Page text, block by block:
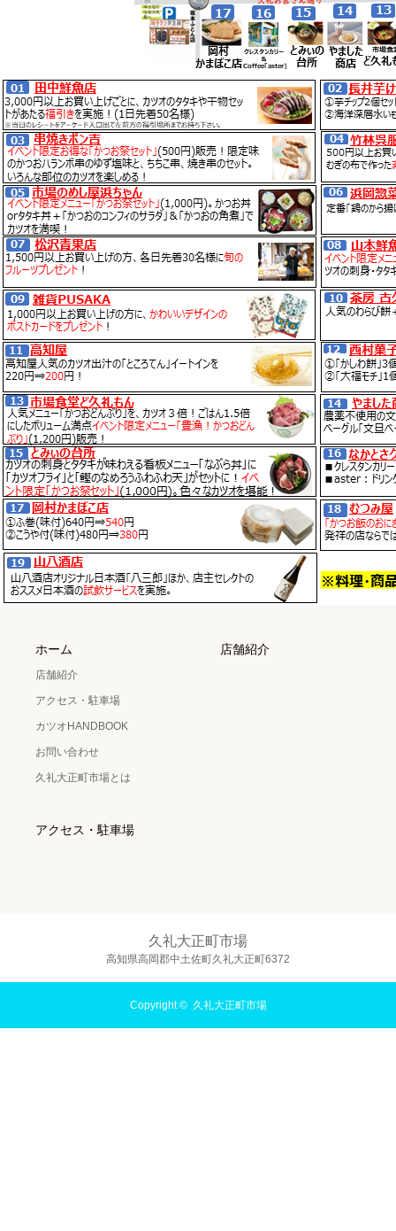
ホーム
店舗紹介
アクセス・駐車場
カツオHANDBOOK
お問い合わせ
久礼大正町市場とは
店舗紹介
アクセス・駐車場
久礼大正町市場
高知県高岡郡中土佐町久礼大正町6372
Copyright © 久礼大正町市場